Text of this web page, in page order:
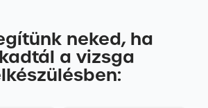
neked, ha
a vizsga